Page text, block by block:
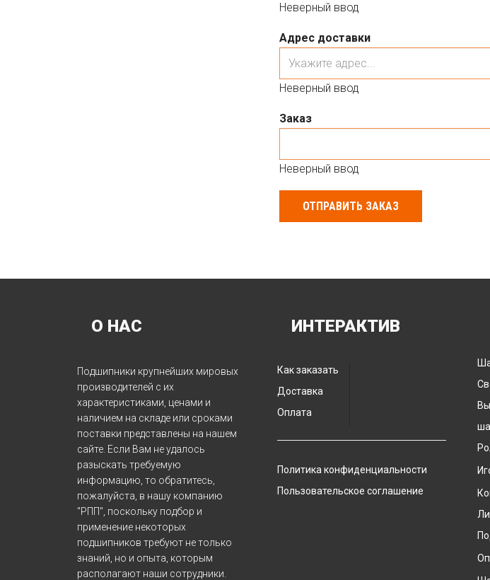
Неверный ввод
Адрес доставки
Неверный ввод
Заказ
Неверный ввод
ОТПРАВИТЬ ЗАКАЗ
О НАС
Подшипники крупнейших мировых
производителей с их
характеристиками, ценами и
наличием на складе или сроками
поставки представлены на нашем
сайте. Если Вам не удалось
разыскать требуемую
информацию, то обратитесь,
пожалуйста, в нашу компанию
"РПП", поскольку подбор и
применение некоторых
подшипников требуют не только
знаний, но и опыта, которым
располагают наши сотрудники.
ИНТЕРАКТИВ
Как заказать
Доставка
Оплата
Политика конфиденциальности
Пользовательское соглашение